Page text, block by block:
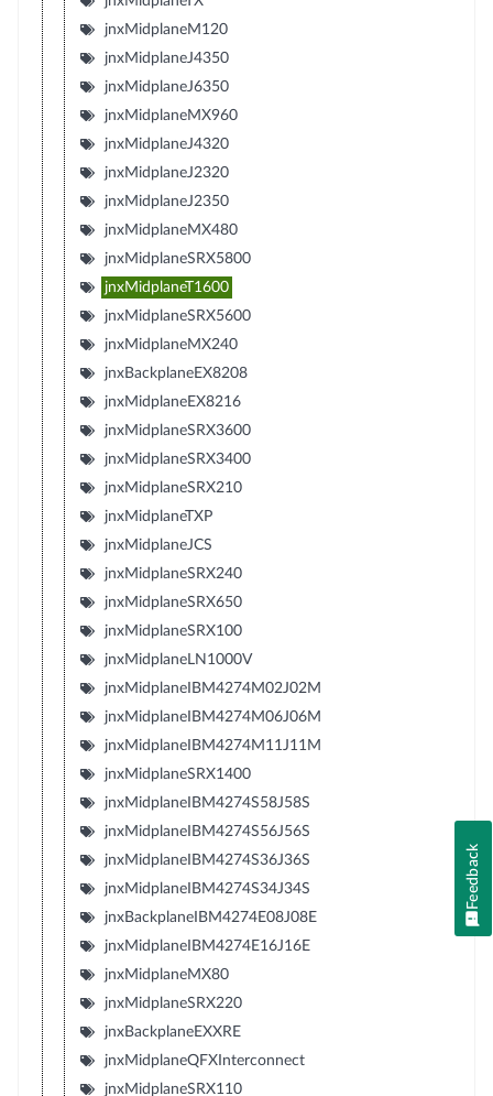
jnxMidplaneM120
jnxMidplaneJ4350
jnxMidplaneJ6350
jnxMidplaneMX960
jnxMidplaneJ4320
jnxMidplaneJ2320
jnxMidplaneJ2350
jnxMidplaneMX480
jnxMidplaneSRX5800
jnxMidplaneT1600
jnxMidplaneSRX5600
jnxMidplaneMX240
jnxBackplaneEX8208
jnxMidplaneEX8216
jnxMidplaneSRX3600
jnxMidplaneSRX3400
jnxMidplaneSRX210
jnxMidplaneTXP
jnxMidplaneJCS
jnxMidplaneSRX240
jnxMidplaneSRX650
jnxMidplaneSRX100
jnxMidplaneLN1000V
jnxMidplaneIBM4274M02J02M
jnxMidplaneIBM4274M06J06M
jnxMidplaneIBM4274M11J11M
jnxMidplaneSRX1400
jnxMidplaneIBM4274S58J58S
jnxMidplaneIBM4274S56J56S
jnxMidplaneIBM4274S36J36S
jnxMidplaneIBM4274S34J34S
jnxBackplaneIBM4274E08J08E
jnxMidplaneIBM4274E16J16E
jnxMidplaneMX80
jnxMidplaneSRX220
jnxBackplaneEXXRE
jnxMidplaneQFXInterconnect
jnxMidplaneSRX110
Feedback